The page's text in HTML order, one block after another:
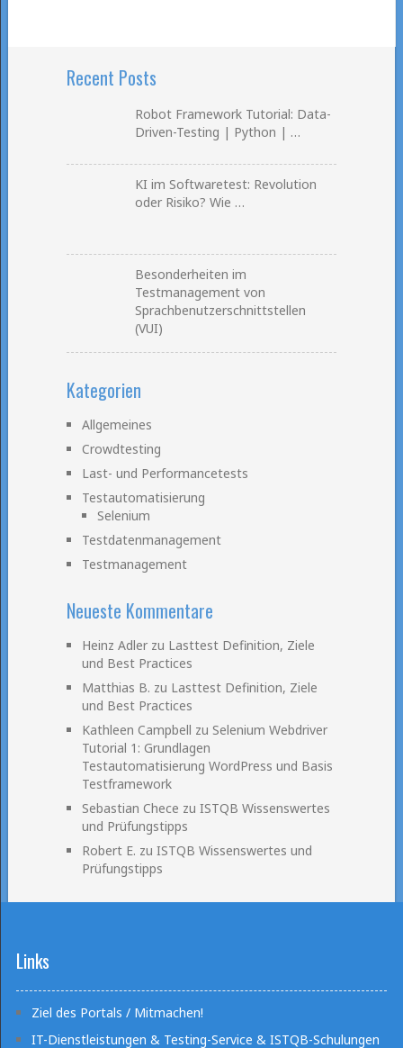
Recent Posts
Robot Framework Tutorial: Data-
Driven-Testing | Python | …
KI im Softwaretest: Revolution
oder Risiko? Wie …
Besonderheiten im
Testmanagement von
Sprachbenutzerschnittstellen
(VUI)
Kategorien
Allgemeines
Crowdtesting
Last- und Performancetests
Testautomatisierung
Selenium
Testdatenmanagement
Testmanagement
Neueste Kommentare
Heinz Adlerzu Lasttest Definition, Ziele
und Best Practices
Matthias B. zu Lasttest Definition, Ziele
und Best Practices
Kathleen Campbell zu Selenium Webdriver
Tutorial 1: Grundlagen
Testautomatisierung WordPress und Basis
Testframework
Sebastian Chece zu ISTQB Wissenswertes
und Prüfungstipps
Robert E. zu ISTQB Wissenswertes und
Prüfungstipps
Links
Ziel des Portals / Mitmachen!
IT-Dienstleistungen & Testing-Service & ISTQB-Schulungen